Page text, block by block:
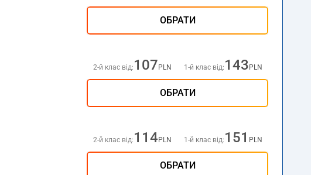
ОБРАТИ
2-й клас від: 107 PLN 1-й клас від: 143 PLN
ОБРАТИ
2-й клас від: 114 PLN 1-й клас від: 151 PLN
ОБРАТИ